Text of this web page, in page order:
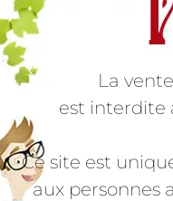
1 BOUTEILLE UN
Ce site utilise des
ainsi que pour mesurer
publicités. Vous pouvez
les cookies en
acceptant, vous
personnelles peuvent
personnaliser et de
Politique relative aux
La
est interdite
Ce site est
aux personnes